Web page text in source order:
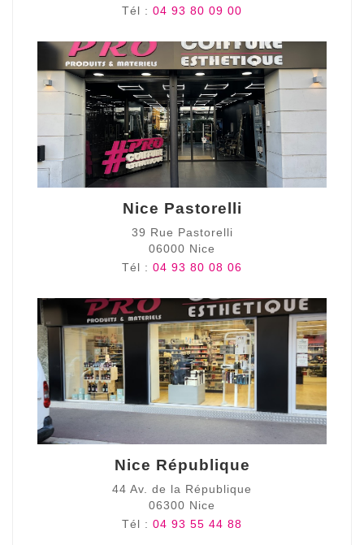
Tél : 04 93 80 09 00
Nice Pastorelli
39 Rue Pastorelli
06000 Nice
Tél : 04 93 80 08 06
Nice République
44 Av. de la République
06300 Nice
Tél : 04 93 55 44 88